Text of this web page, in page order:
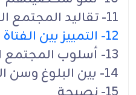
11- تقاليد المجتمع الشرقي
12- التمييز بين الفتاة والصبي
13- أسلوب المجتمع الغربي مع الأطفال
14- بين البلوغ وسن الثامنة عشرة